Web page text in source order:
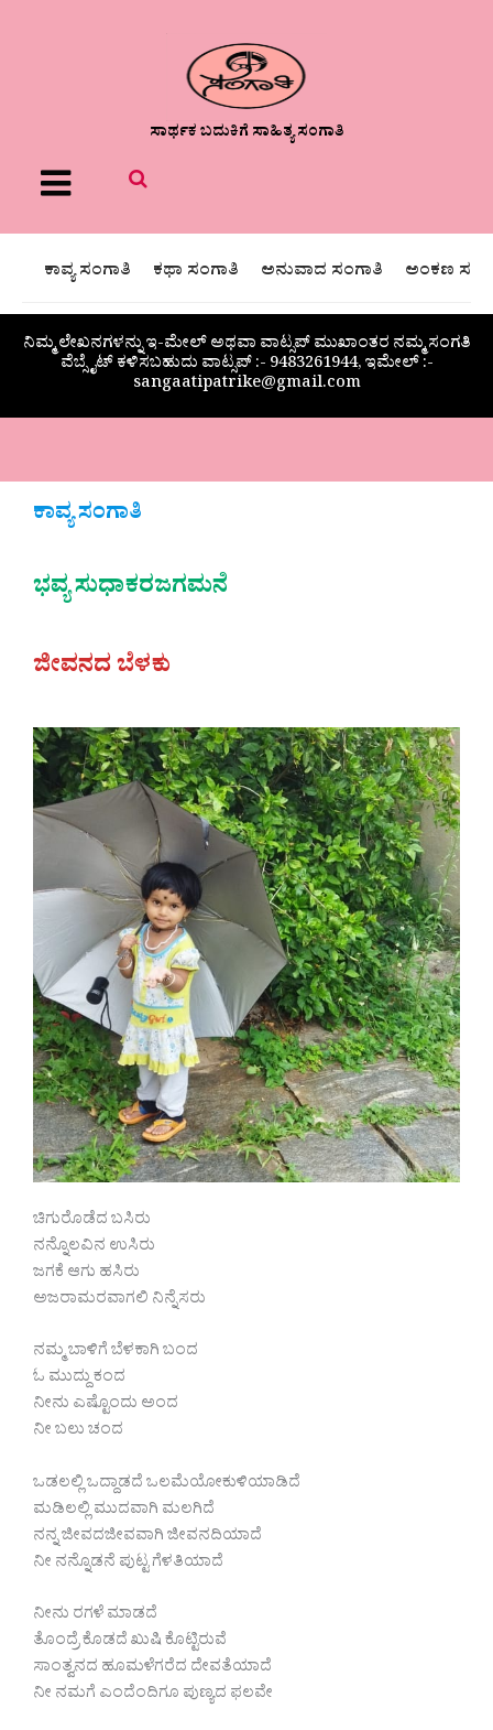
ಸಾರ್ಥಕ ಬದುಕಿಗೆ ಸಾಹಿತ್ಯ ಸಂಗಾತಿ
Menu
ಕಾವ್ಯ ಸಂಗಾತಿ ಕಥಾ ಸಂಗಾತಿ ಅನುವಾದ ಸಂಗಾತಿ ಅಂಕಣ
ನಿಮ್ಮ ಲೇಖನಗಳನ್ನು ಇ-ಮೇಲ್ ಅಥವಾ ವಾಟ್ಸಪ್ ಮುಖಾಂತರ ನಮ್ಮ ಸಂಗತಿ
ವೆಬ್ಸೈಟ್ ಕಳಿಸಬಹುದು ವಾಟ್ಸಪ್‌ :- 9483261944, ಇಮೇಲ್ :-
sangaatipatrike@gmail.com
ಕಾವ್ಯ ಸಂಗಾತಿ
ಭವ್ಯ ಸುಧಾಕರಜಗಮನೆ
ಜೀವನದ ಬೆಳಕು
ಚಿಗುರೊಡೆದ ಬಸಿರು
ನನ್ನೊಲವಿನ ಉಸಿರು
ಜಗಕೆ ಆಗು ಹಸಿರು
ಅಜರಾಮರವಾಗಲಿ ನಿನ್ನೆಸರು
ನಮ್ಮ ಬಾಳಿಗೆ ಬೆಳಕಾಗಿ ಬಂದ
ಓ ಮುದ್ದು ಕಂದ
ನೀನು ಎಷ್ಟೊಂದು ಅಂದ
ನೀ ಬಲು ಚಂದ
ಒಡಲಲ್ಲಿ ಒದ್ದಾಡದೆ ಒಲಮೆಯೋಕುಳಿಯಾಡಿದೆ
ಮಡಿಲಲ್ಲಿ ಮುದವಾಗಿ ಮಲಗಿದೆ
ನನ್ನ ಜೀವದಜೀವವಾಗಿ ಜೀವನದಿಯಾದೆ
ನೀ ನನ್ನೊಡನೆ ಪುಟ್ಟ ಗೆಳತಿಯಾದೆ
ನೀನು ರಗಳೆ ಮಾಡದೆ
ತೊಂದ್ರೆ ಕೊಡದೆ ಖುಷಿ ಕೊಟ್ಟಿರುವೆ
ಸಾಂತ್ವನದ ಹೂಮಳೆಗರೆದ ದೇವತೆಯಾದೆ
ನೀ ನಮಗೆ ಎಂದೆಂದಿಗೂ ಪುಣ್ಯದ ಫಲವೇ